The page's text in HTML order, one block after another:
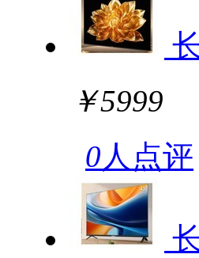
￥5999
0人点评